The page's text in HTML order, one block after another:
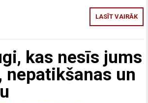
LASĪT VAIRĀK
kas nesīs jums
nepatikšanas un